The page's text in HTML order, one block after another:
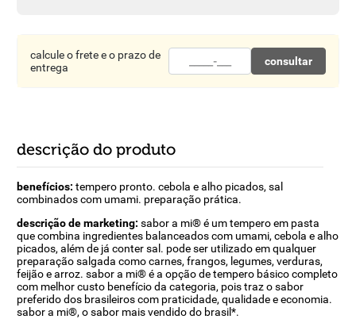
calcule o frete e o prazo de
entrega
consultar
descrição do produto
benefícios: tempero pronto. cebola e alho picados, sal
combinados com umami. preparação prática.
descrição de marketing: sabor a mi® é um tempero em pasta
que combina ingredientes balanceados com umami, cebola e alho
picados, além de já conter sal. pode ser utilizado em qualquer
preparação salgada como carnes, frangos, legumes, verduras,
feijão e arroz. sabor a mi® é a opção de tempero básico completo
com melhor custo benefício da categoria, pois traz o sabor
preferido dos brasileiros com praticidade, qualidade e economia.
sabor a mi®, o sabor mais vendido do brasil*.